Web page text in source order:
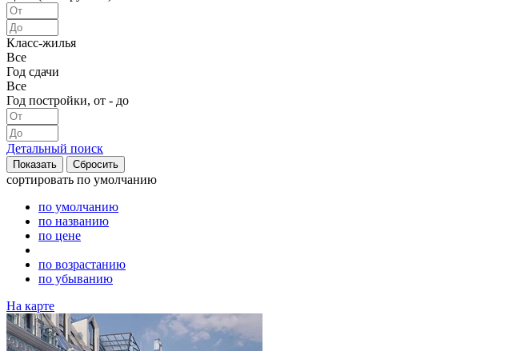
Класс-жилья
Все
Год сдачи
Все
Год постройки, от - до
Детальный поиск
сортировать по умолчанию
по умолчанию
по названию
по цене
по возрастанию
по убыванию
На карте